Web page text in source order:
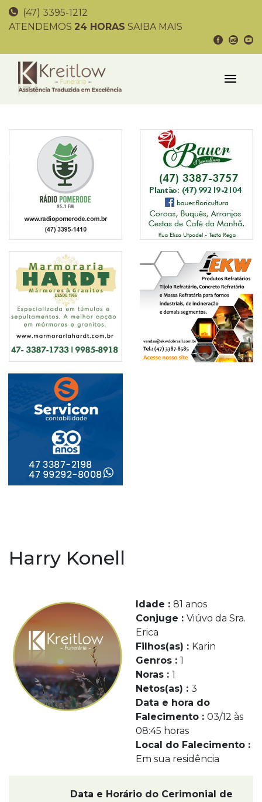
(47) 3395-1212
ATENDEMOS 24 HORAS SAIBA MAIS
Harry Konell
Idade : 81 anos
Conjuge : Viúvo da Sra.
Erica
Filhos(as) : Karin
Genros : 1
Noras : 1
Netos(as) : 3
Data e hora do
Falecimento : 03/12 às
08:45 horas
Local do Falecimento :
Em sua residência
Data e Horário do Cerimonial de